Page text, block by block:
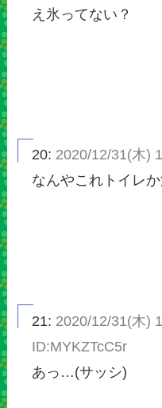
え氷ってない？
20: 2020/12/31(木)
なんやこれトイレ
21: 2020/12/31(木)
ID:MYKZTcC5r
あっ…(サッシ)